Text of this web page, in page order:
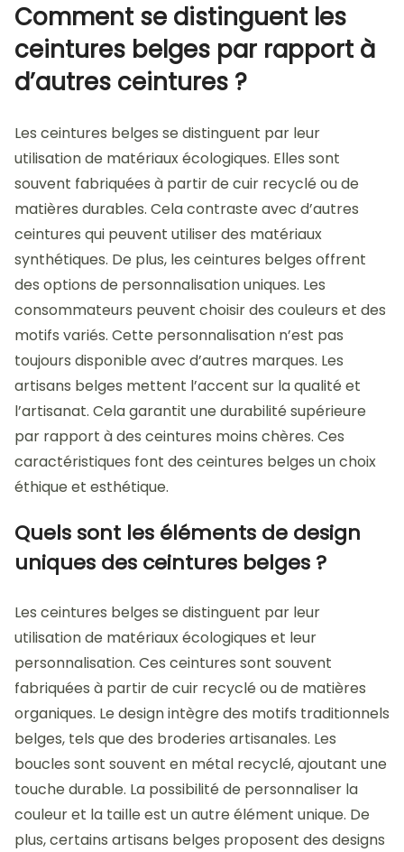
Comment se distinguent les
ceintures belges par rapport à
d’autres ceintures ?
Les ceintures belges se distinguent par leur
utilisation de matériaux écologiques. Elles sont
souvent fabriquées à partir de cuir recyclé ou de
matières durables. Cela contraste avec d’autres
ceintures qui peuvent utiliser des matériaux
synthétiques. De plus, les ceintures belges offrent
des options de personnalisation uniques. Les
consommateurs peuvent choisir des couleurs et des
motifs variés. Cette personnalisation n’est pas
toujours disponible avec d’autres marques. Les
artisans belges mettent l’accent sur la qualité et
l’artisanat. Cela garantit une durabilité supérieure
par rapport à des ceintures moins chères. Ces
caractéristiques font des ceintures belges un choix
éthique et esthétique.
Quels sont les éléments de design
uniques des ceintures belges ?
Les ceintures belges se distinguent par leur
utilisation de matériaux écologiques et leur
personnalisation. Ces ceintures sont souvent
fabriquées à partir de cuir recyclé ou de matières
organiques. Le design intègre des motifs traditionnels
belges, tels que des broderies artisanales. Les
boucles sont souvent en métal recyclé, ajoutant une
touche durable. La possibilité de personnaliser la
couleur et la taille est un autre élément unique. De
plus, certains artisans belges proposent des designs